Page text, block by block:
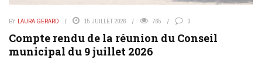
BY LAURA GERARD 15 JUILLET 2026 765 0
Compte rendu de la réunion du Conseil
municipal du 9 juillet 2026